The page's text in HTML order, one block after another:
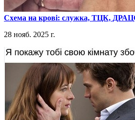
​Схема на крові: служка, ТЦК,
28 нояб. 2025 г.